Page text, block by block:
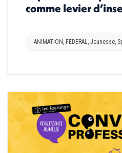
comme levier
ANIMATION FEDERAL Jeunesse